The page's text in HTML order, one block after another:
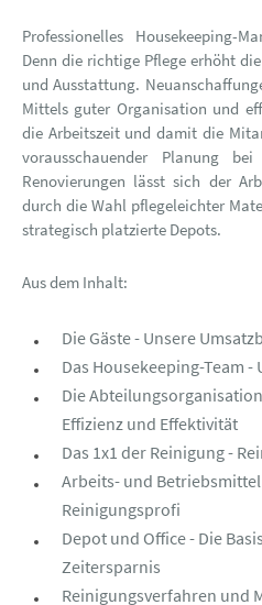
Professionelles Housekeeping-
Denn die richtige Pflege erhöht
und Ausstattung.
Mittels guter Organisation und
die Arbeitszeit und damit die
vorausschauender Planung
Renovierungen lässt sich der
durch die Wahl pflegeleichter
strategisch platzierte Depots.
Aus dem Inhalt:
Die Gäste - Unsere
Das Housekeeping-Team
Die
Effizienz und Effektivität
Das 1x1 der Reinigung -
Arbeits- und
Reinigungsprofi
Depot und Office - Die
Zeitersparnis
Reinigungsverfahren und